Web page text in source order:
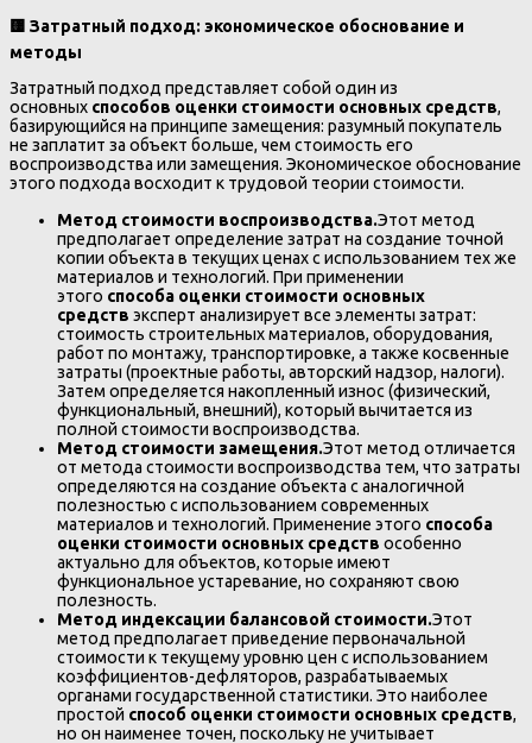
🟨 Затратный подход: экономическое обоснование и
методы
Затратный подход представляет собой один из
основных способов оценки стоимости основных средств,
базирующийся на принципе замещения: разумный покупатель
не заплатит за объект больше, чем стоимость его
воспроизводства или замещения. Экономическое обоснование
этого подхода восходит к трудовой теории стоимости.
Метод стоимости воспроизводства.Этот метод
предполагает определение затрат на создание точной
копии объекта в текущих ценах с использованием тех же
материалов и технологий. При применении
этого способа оценки стоимости основных
средств эксперт анализирует все элементы затрат:
стоимость строительных материалов, оборудования,
работ по монтажу, транспортировке, а также косвенные
затраты (проектные работы, авторский надзор, налоги).
Затем определяется накопленный износ (физический,
функциональный, внешний), который вычитается из
полной стоимости воспроизводства.
Метод стоимости замещения.Этот метод отличается
от метода стоимости воспроизводства тем, что затраты
определяются на создание объекта с аналогичной
полезностью с использованием современных
материалов и технологий. Применение этого способа
оценки стоимости основных средств особенно
актуально для объектов, которые имеют
функциональное устаревание, но сохраняют свою
полезность.
Метод индексации балансовой стоимости.Этот
метод предполагает приведение первоначальной
стоимости к текущему уровню цен с использованием
коэффициентов-дефляторов, разрабатываемых
органами государственной статистики. Это наиболее
простой способ оценки стоимости основных средств,
но он наименее точен, поскольку не учитывает